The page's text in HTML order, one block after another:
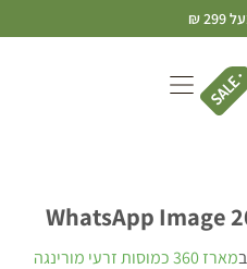
₪
WhatsApp Image
ב
מארז 360 כמוסות זרעי מורינגה